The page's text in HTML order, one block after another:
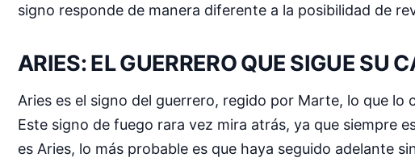
signo responde de manera diferente a la posibilidad de
ARIES: EL GUERRERO QUE SIGUE SU
Aries es el signo del guerrero, regido por Marte, lo que
Este signo de fuego rara vez mira atrás, ya que siempre
es Aries, lo más probable es que haya seguido adelante